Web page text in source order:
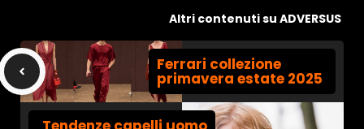
Altri contenuti su ADVERSUS
Ferrari collezione
primavera estate 2025